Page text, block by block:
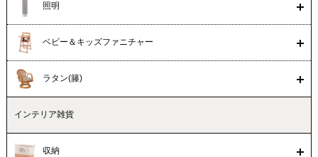
照明
ベビー＆キッズファニチャー
ラタン(籐)
インテリア雑貨
収納